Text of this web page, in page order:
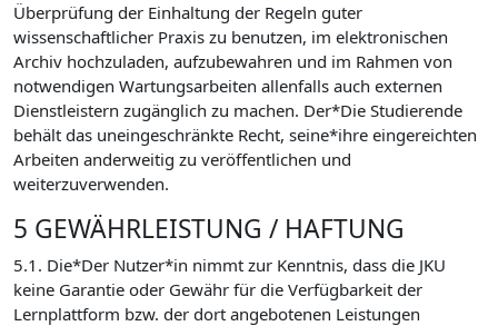
Überprüfung der Einhaltung der Regeln guter
wissenschaftlicher Praxis zu benutzen, im elektronischen
Archiv hochzuladen, aufzubewahren und im Rahmen von
notwendigen Wartungsarbeiten allenfalls auch externen
Dienstleistern zugänglich zu machen. Der*Die Studierende
behält das uneingeschränkte Recht, seine*ihre eingereichten
Arbeiten anderweitig zu veröffentlichen und
weiterzuverwenden.
5 GEWÄHRLEISTUNG / HAFTUNG
5.1. Die*Der Nutzer*in nimmt zur Kenntnis, dass die JKU
keine Garantie oder Gewähr für die Verfügbarkeit der
Lernplattform bzw. der dort angebotenen Leistungen